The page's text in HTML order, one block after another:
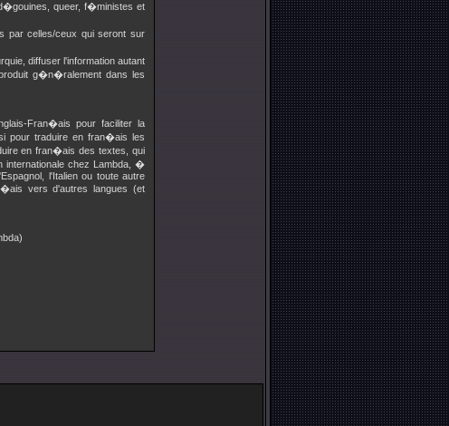
queer, f�ministes et
par celles/ceux qui seront sur
diffuser l'information autant
g�n�ralement dans les
Fran�ais pour faciliter la
pour traduire en fran�ais les
en fran�ais des textes, qui
internationale chez Lambda, �
l'Italien ou toute autre
vers d'autres langues (et